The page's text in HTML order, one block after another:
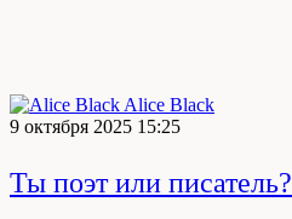
Alice Black
9 октября 2025 15:25
Ты поэт или писатель?